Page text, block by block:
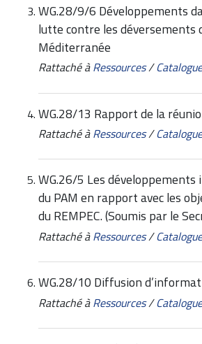
WG.28/9/6 Développements
lutte contre les déversements
Méditerranée
Rattaché à Ressources/
WG.28/13 Rapport de la
Rattaché à Ressources/
WG.26/5 Les développements
du PAM en rapport avec les
du REMPEC. (Soumis par le
Rattaché à Ressources/
WG.28/10 Diffusion
Rattaché à Ressources/